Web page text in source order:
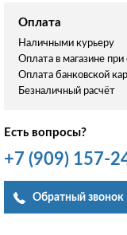
Оплата
Наличными курьеру
Оплата в магазине при
Оплата банковской
Безналичный расчёт
Есть вопросы?
+7 (909) 157-
Обратный звонок